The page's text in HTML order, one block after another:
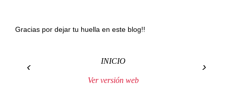
Gracias por dejar tu huella en este blog!!
‹ ›
INICIO
Ver versión web